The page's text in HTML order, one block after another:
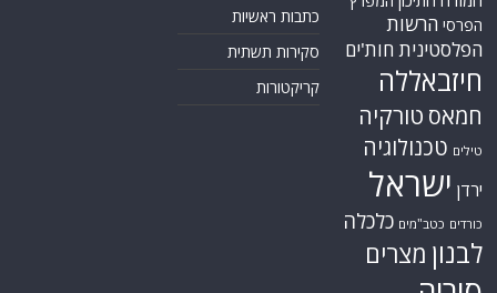
הפרסי הרשות
הפלסטינית חות'ים
חיזבאללה
חמאס טורקיה
טילים טכנולוגיה
ירדן ישראל
כורדים כטב"מים כלכלה
לבנון מצרים
כתבות ראשיות
סקירות תשתית
קריקטורות